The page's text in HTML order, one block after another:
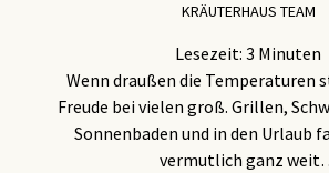
KRÄUTERHAUS TEAM
Lesezeit: 3 Minuten
Wenn draußen die Temperaturen
Freude bei vielen groß. Grillen,
Sonnenbaden und in den Urlaub
vermutlich ganz